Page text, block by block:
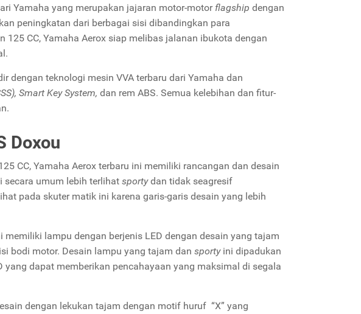
Yamaha yang merupakan jajaran motor-motor flagship dengan
peningkatan dari berbagai sisi dibandingkan para
CC, Yamaha Aerox siap melibas jalanan ibukota dengan
dengan teknologi mesin VVA terbaru dari Yamaha dan
Smart Key System, dan rem ABS. Semua kelebihan dan fitur-
Doxou
CC, Yamaha Aerox terbaru ini memiliki rancangan dan desain
secara umum lebih terlihat sportydan tidak seagresif
pada skuter matik ini karena garis-garis desain yang lebih
memiliki lampu dengan berjenis LED dengan desain yang tajam
bodi motor. Desain lampu yang tajam dan sporty ini dipadukan
dapat memberikan pencahayaan yang maksimal di segala
dengan lekukan tajam dengan motif huruf “X” yang